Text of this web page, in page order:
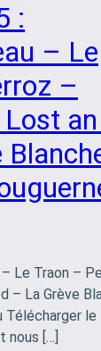
:
– Le
–
Le Traon –
– La Grève
Télécharger le
nous […]